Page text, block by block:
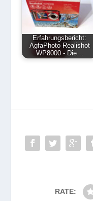
Erfahrungsbericht:
AgfaPhoto Realishot
WP8000 - Die…
RATE: